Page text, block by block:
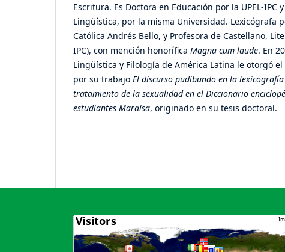
Escritura. Es Doctora en Educación por la UPEL-IPC
Lingüística, por la misma Universidad. Lexicógrafa
Católica Andrés Bello, y Profesora de Castellano,
IPC), con mención honorífica Magna cum laude. En
Lingüística y Filología de América Latina le otorgó el
por su trabajo El discurso pudibundo en la
tratamiento de la sexualidad en el Diccionario
estudiantes Maraisa, originado en su tesis doctoral.